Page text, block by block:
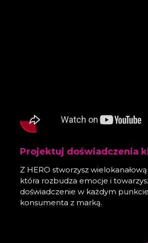
Projektuj doświadczenia
Z HERO stworzysz
która rozbudza emocje i
doświadczenie w każdym
konsumenta z marką.